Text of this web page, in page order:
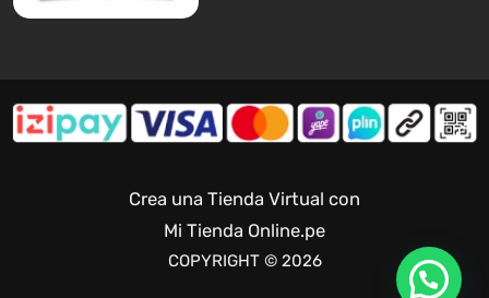
Crea una Tienda Virtual con
Mi Tienda Online.pe
COPYRIGHT © 2026